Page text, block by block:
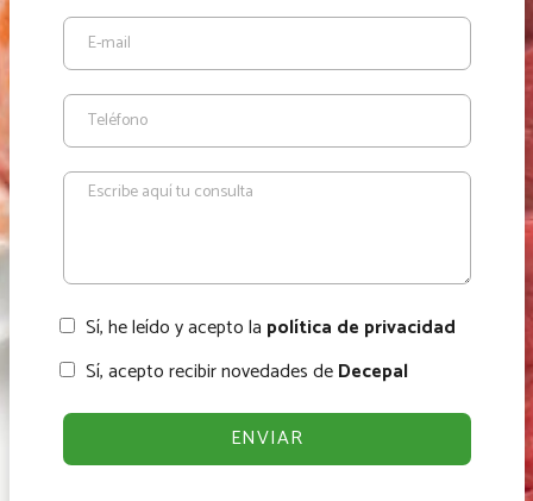
Sí, he leído y acepto la política de privacidad
Sí, acepto recibir novedades deDecepal